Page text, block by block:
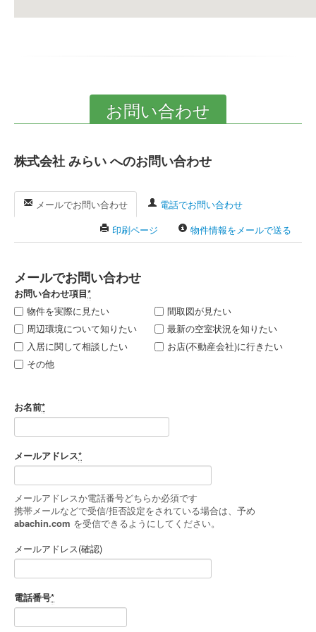
お問い合わせ
株式会社 みらい へのお問い合わせ
メールでお問い合わせ
電話でお問い合わせ
物件情報をメールで送る
印刷ページ
メールでお問い合わせ
お問い合わせ項目*
物件を実際に見たい
間取図が見たい
周辺環境について知りたい
最新の空室状況を知りたい
入居に関して相談したい
お店(不動産会社)に行きたい
その他
お名前*
メールアドレス*
メールアドレスか電話番号どちらか必須です
携帯メールなどで受信/拒否設定をされている場合は、予め
abachin.com を受信できるようにしてください。
メールアドレス(確認)
電話番号*